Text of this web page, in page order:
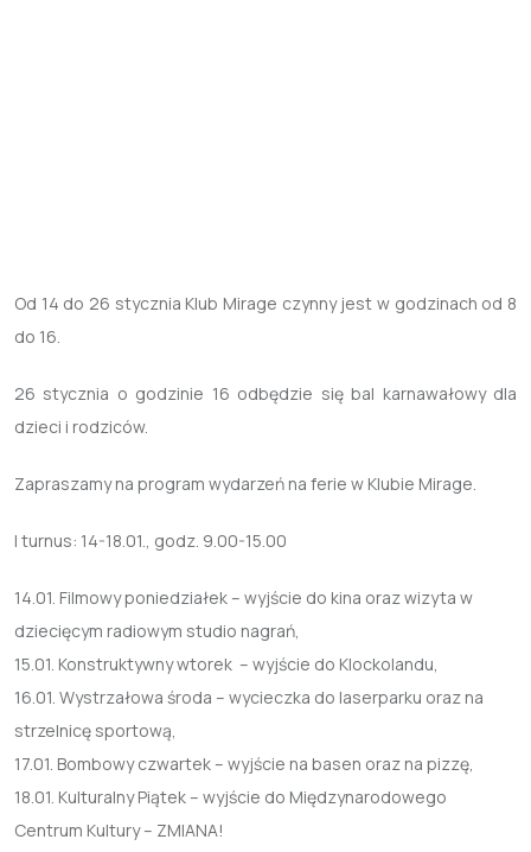
Od 14 do 26 stycznia Klub Mirage czynny jest w godzinach od 8
do 16.
26 stycznia o godzinie 16 odbędzie się bal karnawałowy dla
dzieci i rodziców.
Zapraszamy na program wydarzeń na ferie w Klubie Mirage.
I turnus: 14-18.01., godz. 9.00-15.00
14.01. Filmowy poniedziałek – wyjście do kina oraz wizyta w
dziecięcym radiowym studio nagrań,
15.01. Konstruktywny wtorek – wyjście do Klockolandu,
16.01. Wystrzałowa środa – wycieczka do laserparku oraz na
strzelnicę sportową,
17.01. Bombowy czwartek – wyjście na basen oraz na pizzę,
18.01. Kulturalny Piątek – wyjście do Międzynarodowego
Centrum Kultury – ZMIANA!